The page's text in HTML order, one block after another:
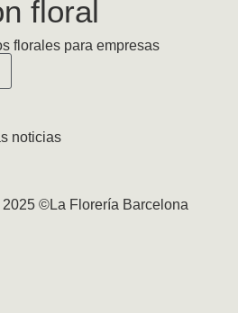
floral
florales para empresas
noticias
©La Florería Barcelona